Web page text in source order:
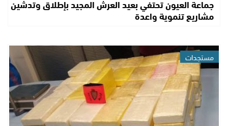
جماعة العيون تحتفي بعيد العرش المجيد بإطلاق وتدشين
مشاريع تنموية واعدة
مستجدات